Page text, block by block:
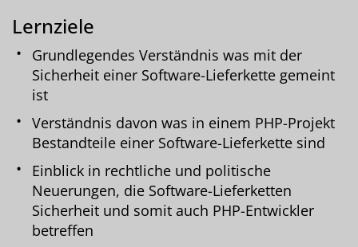
Lernziele
Grundlegendes Verständnis was mit der
Sicherheit einer Software-Lieferkette gemeint
ist
Verständnis davon was in einem PHP-Projekt
Bestandteile einer Software-Lieferkette sind
Einblick in rechtliche und politische
Neuerungen, die Software-Lieferketten
Sicherheit und somit auch PHP-Entwickler
betreffen